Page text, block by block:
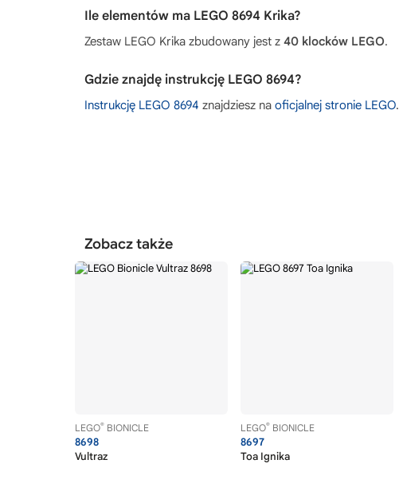
Ile elementów ma LEGO 8694 Krika?
Zestaw LEGO Krika zbudowany jest z 40 klocków LEGO.
Gdzie znajdę instrukcję LEGO 8694?
Instrukcję LEGO 8694 znajdziesz na oficjalnej stronie LEGO.
Zobacz także
LEGO® BIONICLE
8698
Vultraz
LEGO® BIONICLE
8697
Toa Ignika